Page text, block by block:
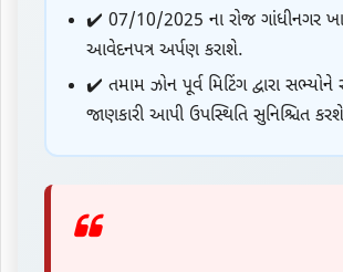
✔️ 07/10/2025 ના રોજ ગાંધીનગર
આવેદનપત્ર અર્પણ કરાશે.
✔️ તમામ ઝોન પૂર્વ મિટિંગ દ્વારા સભ્યોને
જાણકારી આપી ઉપસ્થિતિ સુનિશ્ચિત